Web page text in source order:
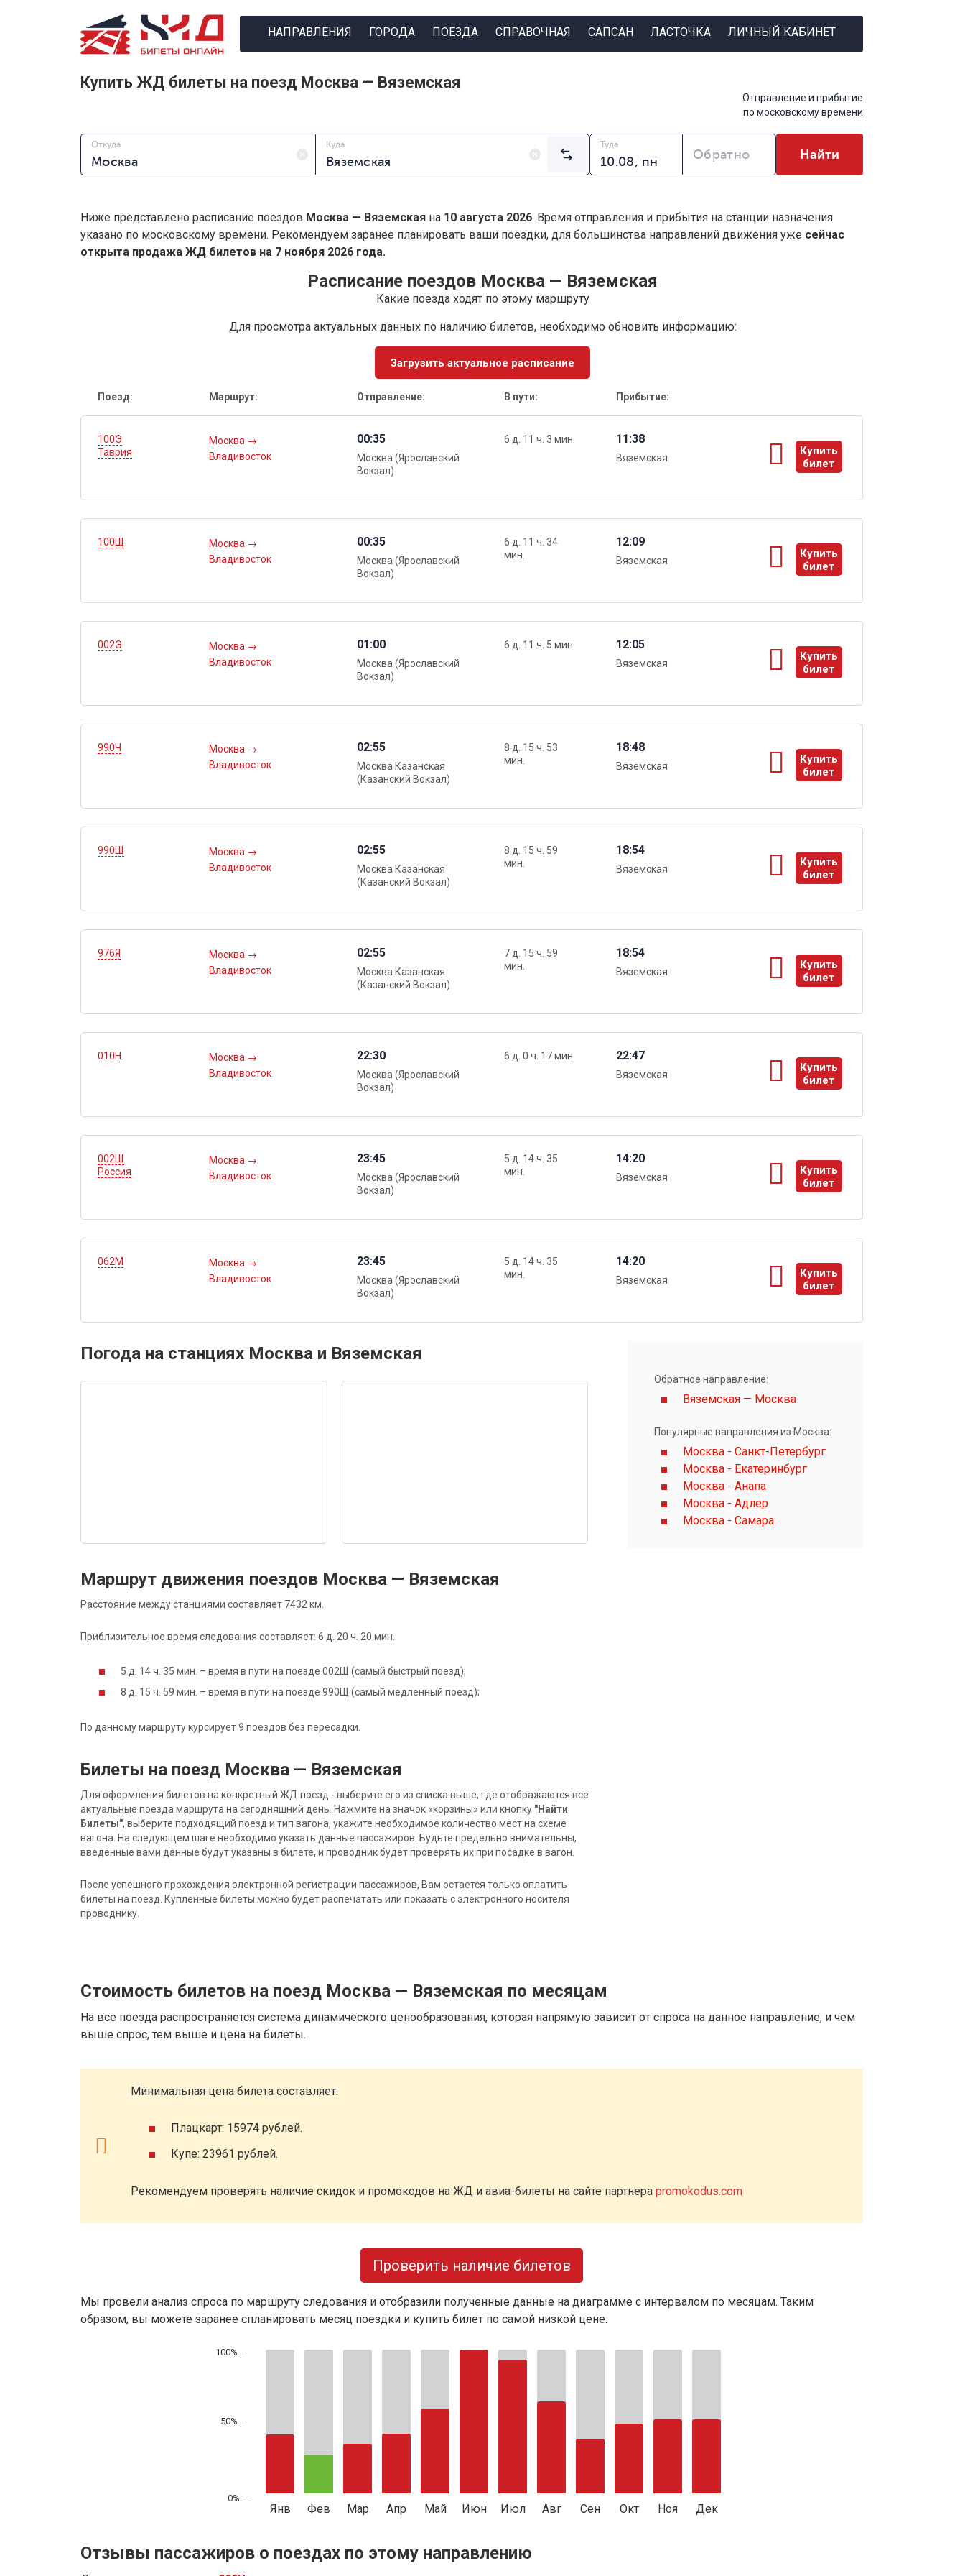
НАПРАВЛЕНИЯ ГОРОДА ПОЕЗДА СПРАВОЧНАЯ САПСАН ЛАСТОЧКА ЛИЧНЫЙ КАБИНЕТ
Купить ЖД билеты на поезд Москва — Вяземская
Отправление и прибытие
по московскому времени
Откуда Куда Туда
Обратно Найти
Ниже представлено расписание поездов Москва — Вяземская на 10 августа 2026. Время отправления и прибытия на станции назначения
указано по московскому времени. Рекомендуем заранее планировать ваши поездки, для большинства направлений движения уже сейчас
открыта продажа ЖД билетов на 7 ноября 2026 года.
Расписание поездов Москва — Вяземская
Какие поезда ходят по этому маршруту
Для просмотра актуальных данных по наличию билетов, необходимо обновить информацию:
Загрузить актуальное расписание
Поезд: Маршрут: Отправление: В пути: Прибытие:
100Э
Таврия
Москва →
Владивосток
00:35
Москва (Ярославский
Вокзал)
6 д. 11 ч. 3 мин. 11:38
Вяземская
Купить
билет
ы
100Щ Москва →
Владивосток
00:35
Москва (Ярославский
Вокзал)
6 д. 11 ч. 34
мин.
12:09
Вяземская
Купить
билет
ы
002Э Москва →
Владивосток
01:00
Москва (Ярославский
Вокзал)
6 д. 11 ч. 5 мин. 12:05
Вяземская
Купить
билет
ы
990Ч Москва →
Владивосток
02:55
Москва Казанская
(Казанский Вокзал)
8 д. 15 ч. 53
мин.
18:48
Вяземская
Купить
билет
ы
990Щ Москва →
Владивосток
02:55
Москва Казанская
(Казанский Вокзал)
8 д. 15 ч. 59
мин.
18:54
Вяземская
Купить
билет
ы
976Я Москва →
Владивосток
02:55
Москва Казанская
(Казанский Вокзал)
7 д. 15 ч. 59
мин.
18:54
Вяземская
Купить
билет
ы
010Н Москва →
Владивосток
22:30
Москва (Ярославский
Вокзал)
6 д. 0 ч. 17 мин. 22:47
Вяземская
Купить
билет
ы
002Щ
Россия
Москва →
Владивосток
23:45
Москва (Ярославский
Вокзал)
5 д. 14 ч. 35
мин.
14:20
Вяземская
Купить
билет
ы
062М Москва →
Владивосток
23:45
Москва (Ярославский
Вокзал)
5 д. 14 ч. 35
мин.
14:20
Вяземская
Купить
билет
ы
Погода на станциях Москва и Вяземская
Маршрут движения поездов Москва — Вяземская
Расстояние между станциями составляет 7432 км.
Приблизительное время следования составляет: 6 д. 20 ч. 20 мин.
5 д. 14 ч. 35 мин. – время в пути на поезде 002Щ (самый быстрый поезд);
8 д. 15 ч. 59 мин. – время в пути на поезде 990Щ (самый медленный поезд);
По данному маршруту курсирует 9 поездов без пересадки.
Билеты на поезд Москва — Вяземская
Для оформления билетов на конкретный ЖД поезд - выберите его из списка выше, где отображаются все
актуальные поезда маршрута на сегодняшний день. Нажмите на значок «корзины» или кнопку "Найти
Билеты", выберите подходящий поезд и тип вагона, укажите необходимое количество мест на схеме
вагона. На следующем шаге необходимо указать данные пассажиров. Будьте предельно внимательны,
введенные вами данные будут указаны в билете, и проводник будет проверять их при посадке в вагон.
После успешного прохождения электронной регистрации пассажиров, Вам остается только оплатить
билеты на поезд. Купленные билеты можно будет распечатать или показать с электронного носителя
проводнику.
Обратное направление:
Вяземская — Москва
Популярные направления из Москва:
Москва - Санкт-Петербург
Москва - Екатеринбург
Москва - Анапа
Москва - Адлер
Москва - Самара
Стоимость билетов на поезд Москва — Вяземская по месяцам
На все поезда распространяется система динамического ценообразования, которая напрямую зависит от спроса на данное направление, и чем
выше спрос, тем выше и цена на билеты.
Минимальная цена билета составляет:
Плацкарт: 15974 рублей.
Купе: 23961 рублей.
Рекомендуем проверять наличие скидок и промокодов на ЖД и авиа-билеты на сайте партнера promokodus.com
Проверить наличие билетов
Мы провели анализ спроса по маршруту следования и отобразили полученные данные на диаграмме с интервалом по месяцам. Таким
образом, вы можете заранее спланировать месяц поездки и купить билет по самой низкой цене.
50% —
Янв Фев Мар Апр Май Июн Июл Авг Сен Окт Ноя Дек
Отзывы пассажиров о поездах по этому направлению